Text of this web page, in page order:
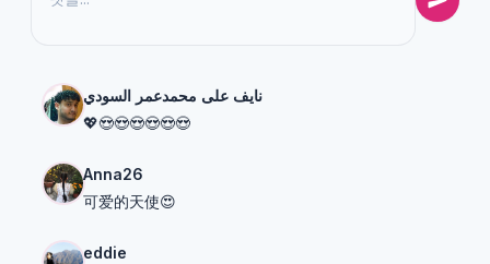
نايف على محمدعمر السودي
💖😍😍😍😍😍😍
Anna26
可爱的天使😍
eddie